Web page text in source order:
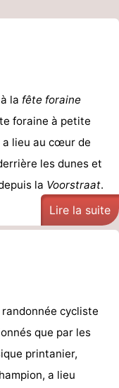
la fête foraine
foraine à petite
a lieu au cœur de
les dunes et
la Voorstraat.
Lire la suite
cycliste
que par les
printanier,
a lieu